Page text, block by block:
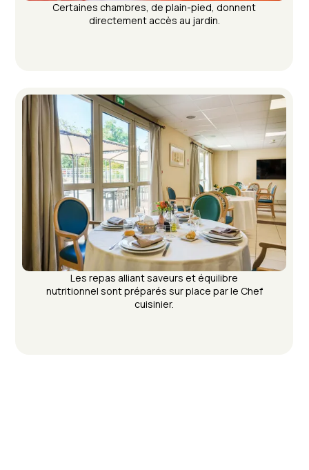
Certaines chambres, de plain-pied, donnent
directement accès au jardin.
Les repas alliant saveurs et équilibre
nutritionnel sont préparés sur place par le Chef
cuisinier.